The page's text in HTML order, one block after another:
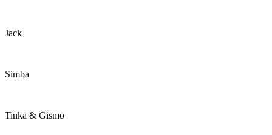
Jack
Simba
Tinka & Gismo